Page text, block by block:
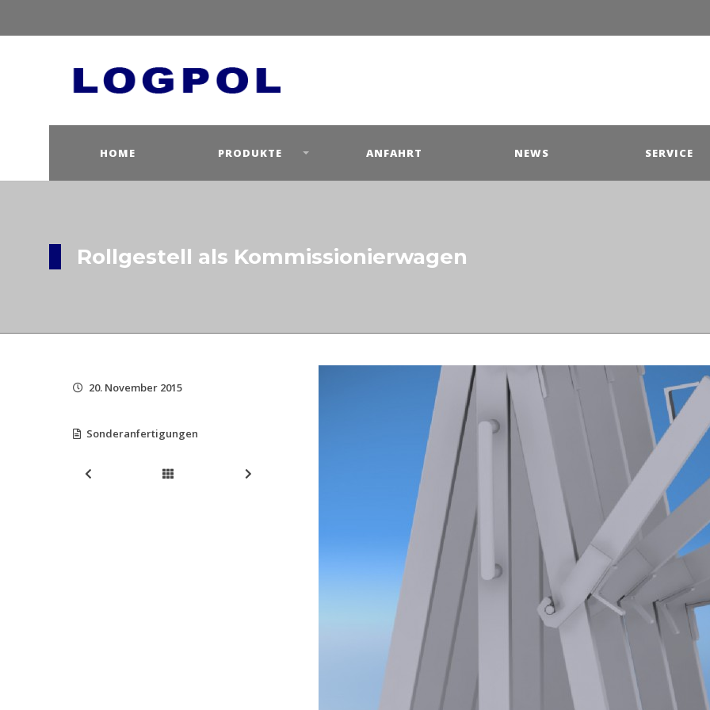
HOME PRODUKTE ANFAHRT NEWS SERVICE
Rollgestell als Kommissionierwagen
20. November 2015
Sonderanfertigungen